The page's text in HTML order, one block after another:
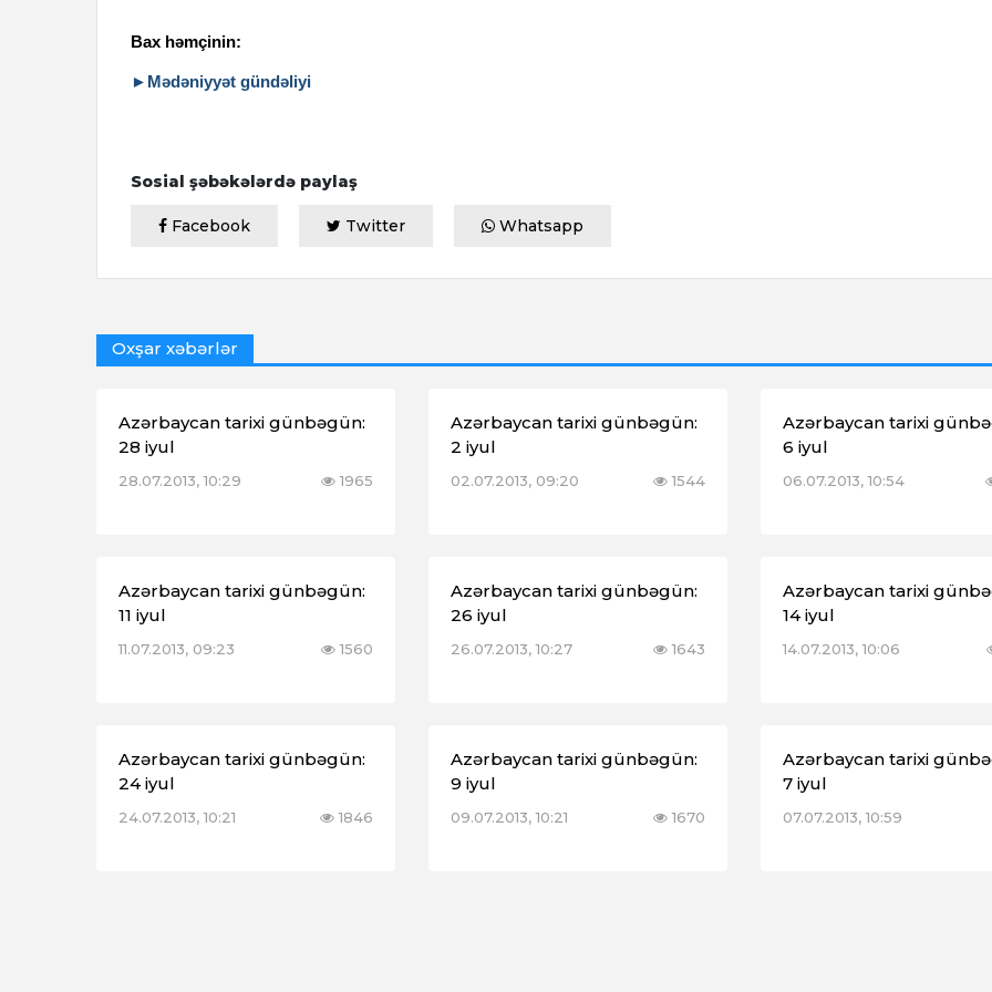
Bax həmçinin:
►Mədəniyyət gündəliyi
Sosial şəbəkələrdə paylaş
Facebook Twitter Whatsapp
Oxşar xəbərlər
Azərbaycan tarixi günbəgün:
28 iyul
28.07.2013, 10:29 1965
Azərbaycan tarixi günbəgün:
2 iyul
02.07.2013, 09:20 1544
Azərbaycan tarixi
6 iyul
06.07.2013, 10:54
Azərbaycan tarixi günbəgün:
11 iyul
11.07.2013, 09:23 1560
Azərbaycan tarixi günbəgün:
26 iyul
26.07.2013, 10:27 1643
Azərbaycan tarixi
14 iyul
14.07.2013, 10:06
Azərbaycan tarixi günbəgün:
24 iyul
24.07.2013, 10:21 1846
Azərbaycan tarixi günbəgün:
9 iyul
09.07.2013, 10:21 1670
Azərbaycan tarixi
7 iyul
07.07.2013, 10:59